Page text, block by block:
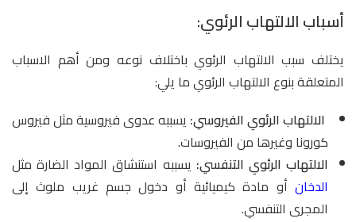
أسباب الالتهاب الرئوي:
يختلف سبب الالتهاب الرئوي باختلاف نوعه ومن أهم الاسباب
المتعلقة بنوع الالتهاب الرئوي ما يلي:
الالتهاب الرئوي الفيروسي: يسببه عدوى فيروسية مثل فيروس
كورونا وغيرها من الفيروسات.
الالتهاب الرئوي التنفسي: يسببه استنشاق المواد الضارة مثل
الدخان أو مادة كيميائية أو دخول جسم غريب ملوث إلى
المجرى التنفسي.